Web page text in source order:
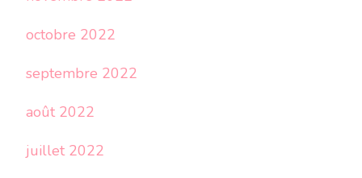
octobre 2022
septembre 2022
août 2022
juillet 2022